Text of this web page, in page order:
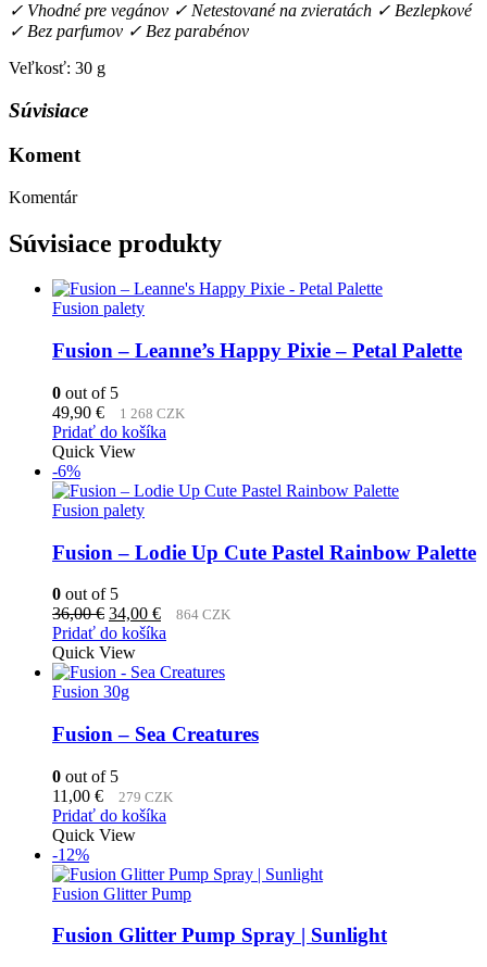
✓ Vhodné pre vegánov ✓ Netestované na zvieratách ✓ Bezlepkové
✓ Bez parfumov ✓ Bez parabénov
Veľkosť: 30 g
Súvisiace
Koment
Komentár
Súvisiace produkty
Fusion palety
Fusion – Leanne’s Happy Pixie – Petal Palette
0 out of 5
49,90 € 1 268 CZK
Pridať do košíka
Quick View
-6%
Fusion palety
Fusion – Lodie Up Cute Pastel Rainbow Palette
0 out of 5
36,00€ Pôvodná
cena
bola:
36,00 €.
34,00 €Aktuálna
cena
34,00 €.
864 CZK
Pridať do košíka
Quick View
Fusion 30g
Fusion – Sea Creatures
0 out of 5
11,00 € 279 CZK
Pridať do košíka
Quick View
-12%
Fusion Glitter Pump
Fusion Glitter Pump Spray | Sunlight